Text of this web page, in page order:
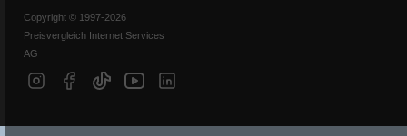
Copyright © 1997-2026
Preisvergleich Internet Services
AG